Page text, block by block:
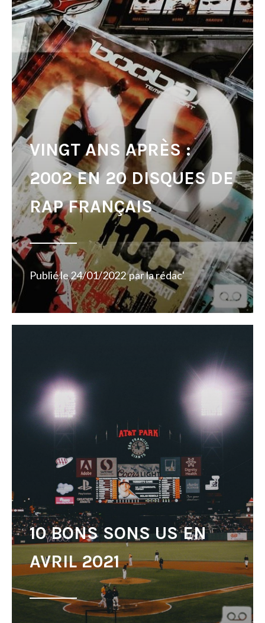
VINGT ANS APRÈS :
2002 EN 20 DISQUES DE
RAP FRANÇAIS
Publié le24/01/2022 parla rédac'
10 BONS SONS US EN
AVRIL 2021